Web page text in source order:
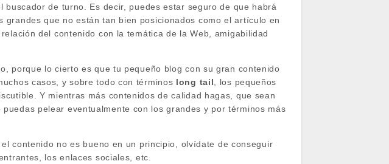
de turno. Es decir, puedes estar seguro de que habrá
que no están tan bien posicionados como el artículo en
del contenido con la temática de la Web, amigabilidad
porque lo cierto es que tu pequeño blog con su gran contenido
casos, y sobre todo con términos long tail , los pequeños
Y mientras más contenidos de calidad hagas, que sean
pelear eventualmente con los grandes y por términos más
contenido no es bueno en un principio, olvídate de conseguir
los enlaces sociales, etc.